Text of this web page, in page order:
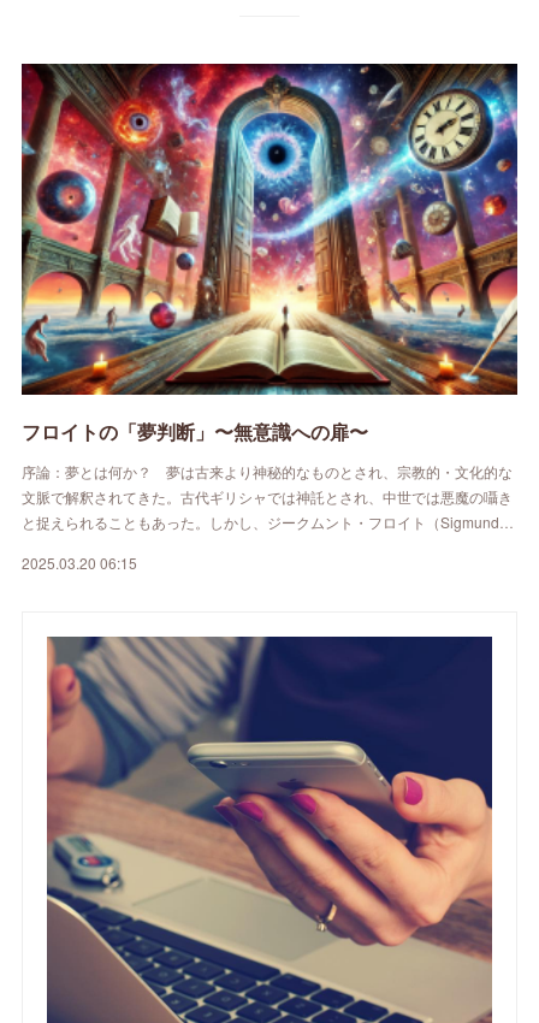
フロイトの「夢判断」〜無意識への扉〜
序論：夢とは何か？ 夢は古来より神秘的なものとされ、宗教的・文化的な
文脈で解釈されてきた。古代ギリシャでは神託とされ、中世では悪魔の囁き
と捉えられることもあった。しかし、ジークムント・フロイト（Sigmund…
2025.03.20 06:15